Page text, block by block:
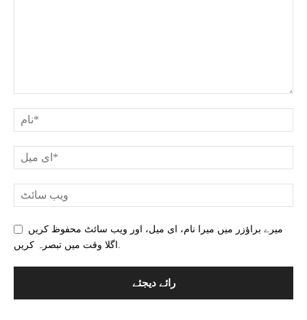
میرے براؤزر میں میرا نام، ای میل، اور ویب سائٹ محفوظ کریں